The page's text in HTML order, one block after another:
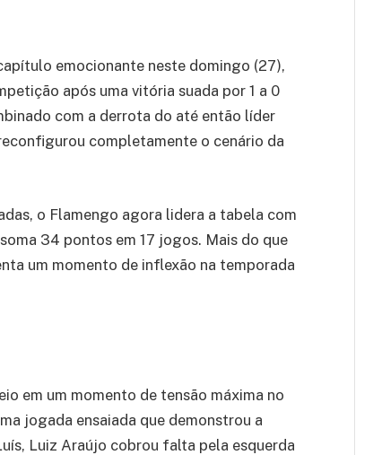
emocionante neste domingo (27),
após uma vitória suada por 1 a 0
com a derrota do até então líder
completamente o cenário da
o Flamengo agora lidera a tabela com
34 pontos em 17 jogos. Mais do que
um momento de inflexão na temporada
em um momento de tensão máxima no
jogada ensaiada que demonstrou a
Luiz Araújo cobrou falta pela esquerda